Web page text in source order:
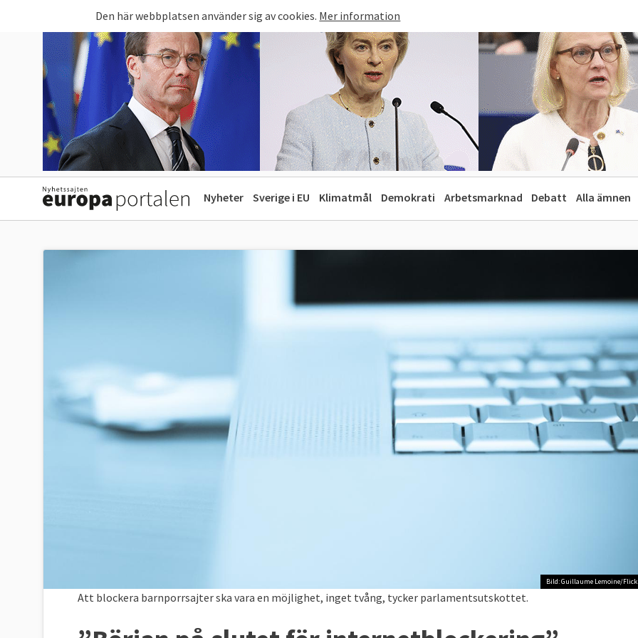
Den här webbplatsen använder sig av cookies. Mer information
Nyheter Sverige i EU Klimatmål Demokrati Arbetsmarknad Debatt Alla ämnen
Bild: Guillaume Lemoine/
Att blockera barnporrsajter ska vara en möjlighet, inget tvång, tycker parlamentsutskottet.